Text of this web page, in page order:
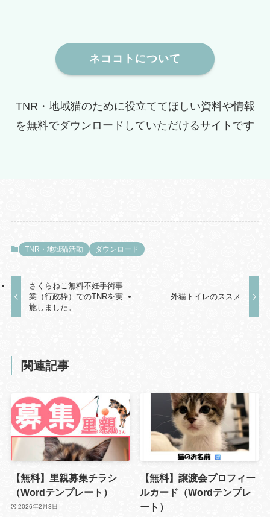
ネココトについて
TNR・地域猫のために役立ててほしい資料や情報
を無料でダウンロードしていただけるサイトです
TNR・地域猫活動 ダウンロード
さくらねこ無料不妊手術事
業（行政枠）でのTNRを実
施しました。
外猫トイレのススメ
関連記事
【無料】里親募集チラシ
（Wordテンプレート）
2026年2月3日
【無料】譲渡会プロフィー
ルカード（Wordテンプレ
ート）